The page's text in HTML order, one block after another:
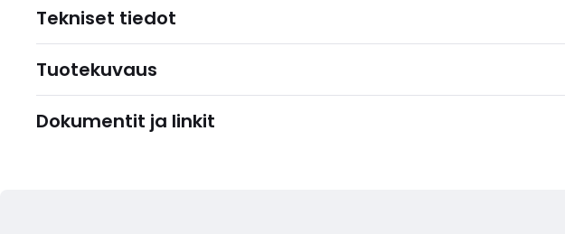
Tekniset tiedot
Tuotekuvaus
Dokumentit ja linkit